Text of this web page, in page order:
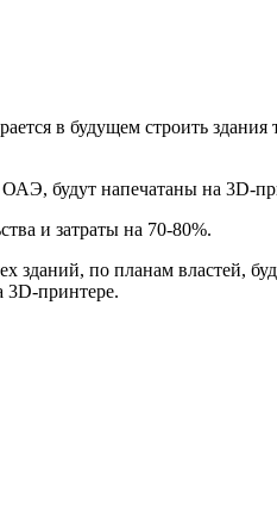
в будущем строить
будут напечатаны на 3D-
и затраты на 70-80%.
зданий, по планам властей,
3D-принтере.